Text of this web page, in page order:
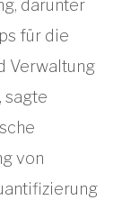
darunter
für die
Verwaltung
sagte
von